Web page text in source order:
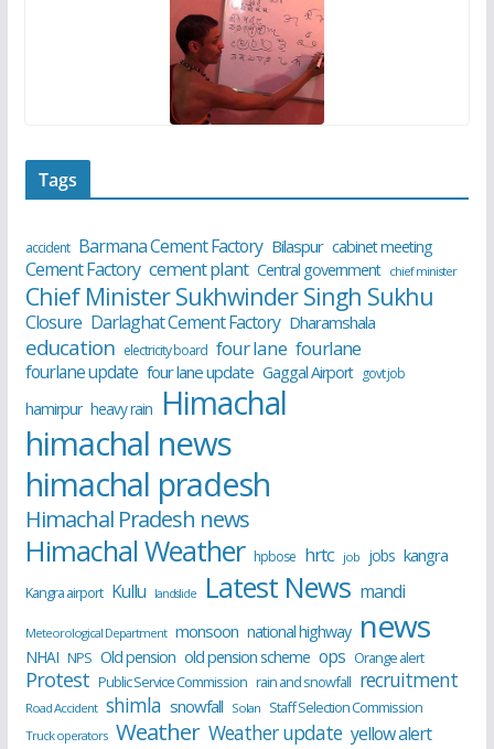
Tags
accident Barmana Cement Factory Bilaspur cabinet meeting
Cement Factory cement plant Central government chief minister
Chief Minister Sukhwinder Singh Sukhu
Closure Darlaghat Cement Factory Dharamshala
education electricity board four lane fourlane
fourlane update four lane update Gaggal Airport govt job
hamirpur heavy rain Himachal
himachal news
himachal pradesh
Himachal Pradesh news
Himachal Weather hpbose hrtc job jobs kangra
Kangra airport Kullu landslide Latest News mandi
Meteorological Department monsoon national highway news
NHAI NPS Old pension old pension scheme ops Orange alert
Protest Public Service Commission rain and snowfall recruitment
Road Accident shimla snowfall Solan Staff Selection Commission
Truck operators Weather Weather update yellow alert